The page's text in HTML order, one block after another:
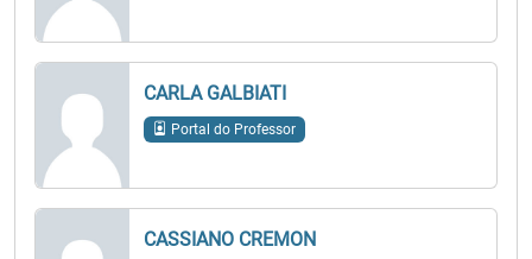
CARLA GALBIATI
Portal do Professor
CASSIANO CREMON